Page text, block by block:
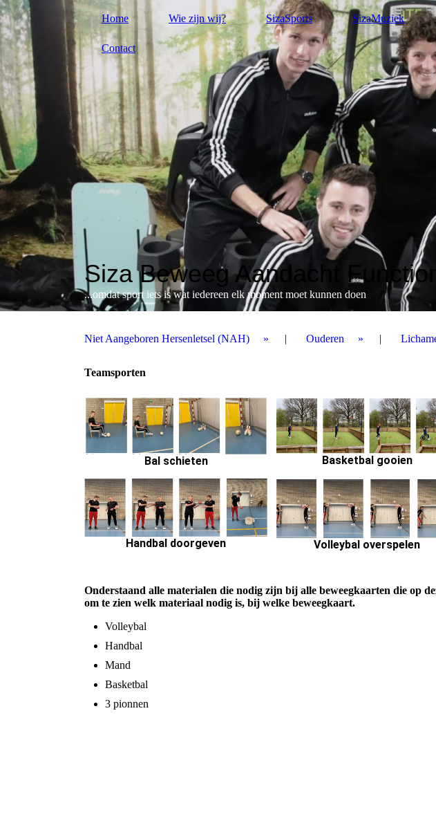
Home Wie zijn wij? SizaSports SizaMuziek
Contact
Siza Beweeg Aandacht
...omdat sport iets is wat iedereen elk moment moet kunnen doen
Niet Aangeboren Hersenletsel (NAH) Ouderen
Teamsporten
Bal schieten Basketbal gooien
Handbal doorgeven Volleybal overspelen
Onderstaand alle materialen die nodig zijn bij alle beweegkaarten die op
om te zien welk materiaal nodig is, bij welke beweegkaart.
Volleybal
Handbal
Mand
Basketbal
3 pionnen